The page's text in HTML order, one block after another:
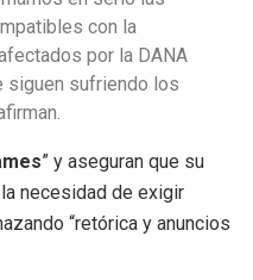
con la
por la DANA
siguen sufriendo los
” y aseguran que su
necesidad de exigir
“retórica y anuncios